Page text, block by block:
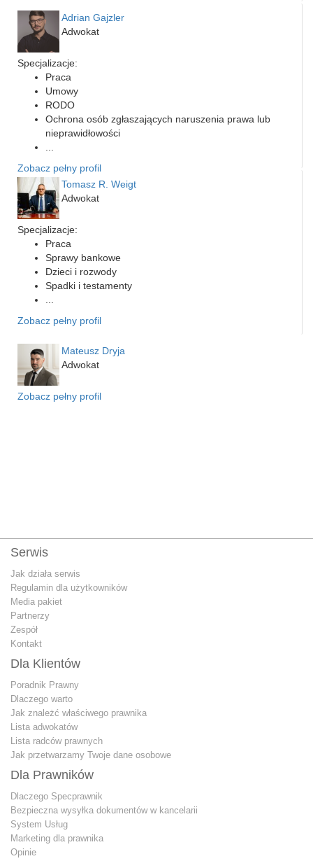
Adrian Gajzler
Adwokat
Specjalizacje:
Praca
Umowy
RODO
Ochrona osób zgłaszających naruszenia prawa lub
nieprawidłowości
Zobacz pełny profil
Tomasz R. Weigt
Adwokat
Specjalizacje:
Praca
Sprawy bankowe
Dzieci i rozwody
Spadki i testamenty
Zobacz pełny profil
Mateusz Dryja
Adwokat
Zobacz pełny profil
Serwis
Jak działa serwis
Regulamin dla użytkowników
Media pakiet
Partnerzy
Zespół
Kontakt
Dla Klientów
Poradnik Prawny
Dlaczego warto
Jak znależć właściwego prawnika
Lista adwokatów
Lista radców prawnych
Jak przetwarzamy Twoje dane osobowe
Dla Prawników
Dlaczego Specprawnik
Bezpieczna wysyłka dokumentów w kancelarii
System Usług
Marketing dla prawnika
Opinie